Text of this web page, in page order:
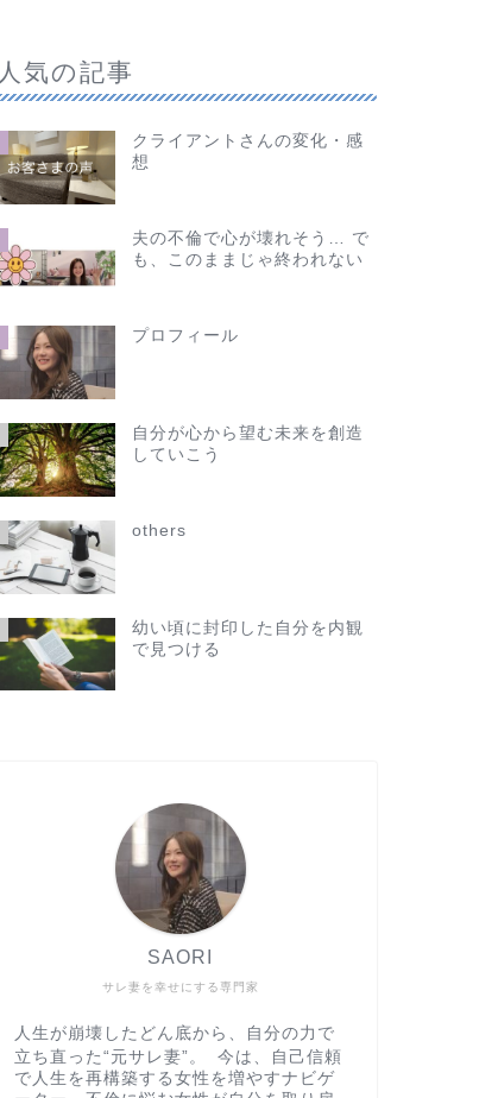
人気の記事
クライアントさんの変化・感
想
夫の不倫で心が壊れそう… で
も、このままじゃ終われない
プロフィール
自分が心から望む未来を創造
していこう
others
幼い頃に封印した自分を内観
で見つける
サレ妻を幸せにする専門家
SAORI
人生が崩壊したどん底から、自分の力で
立ち直った“元サレ妻”。 今は、自己信頼
で人生を再構築する女性を増やすナビゲ